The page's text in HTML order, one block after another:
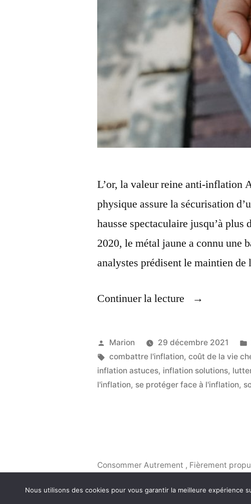
L’or, la valeur reine anti-inflation
physique assure la sécurisation
hausse spectaculaire jusqu’à
2020, le métal jaune a connu une
analystes prédisent le maintien
Continuer la lecture
« Se
Face
A
L’Inflation »
Publié
par
Marion 29 décembre 2021
Étiquettes :
combattre l'inflation,coût de la vie
inflation astuces, inflation solutions,
l'inflation, se protéger face à l'inflation,
Consommer Autrement , Fièrement
Nous utilisons des cookies pour vous garantir la meilleure